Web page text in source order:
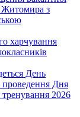
Житомира з
харчування
День
проведення Дня
тренування 2026